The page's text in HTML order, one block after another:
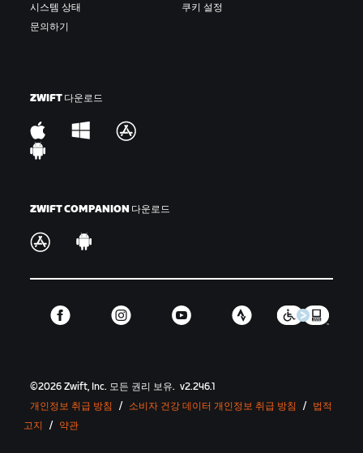
라이더 또는 라이더 그룹 간의 시간 간격이나 거리 차
서 사용되는 다른 표현으로는 '드롭 더 해머' 또는 '해머
타임' 등이 있습니다.
킹/퀸 오브 마운틴(KOM/QOM):
오프 더 백:
한 명 이상의 라이더가 메인 그룹에서 드롭되
는 상황입니다.
오프 더 프런트:라이더가 브레이크어웨이에 참여하거나
원래 속해 있던 메인 그룹 전면으로 빠져나와 라이딩하
는 것입니다.
세그먼트: 스프린트나 클라임처럼 Zwift에 순위표가 있
고 시간제한이 있는 도로 구간을 의미합니다.
시스템 상태
문의하기
쿠키 설정
ZWIFT 다운로드
ZWIFT COMPANION 다운로드
©2026 Zwift, Inc. 모든 권리 보유. v2.246.1
개인정보 취급 방침
/ 소비자 건강 데이터 개인정보 취급 방침 / 법적
고지
/ 약관